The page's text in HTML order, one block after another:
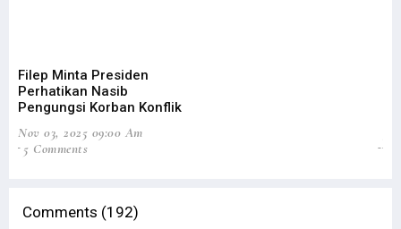
Filep Minta Presiden
Perhatikan Nasib
Pengungsi Korban Konflik
Nov 03, 2025 09:00 Am
5 Comments
Comments (192)